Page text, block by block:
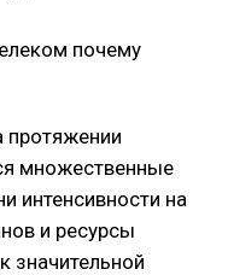
почему
протяжении
множественные
интенсивности на
и ресурсы
значительной